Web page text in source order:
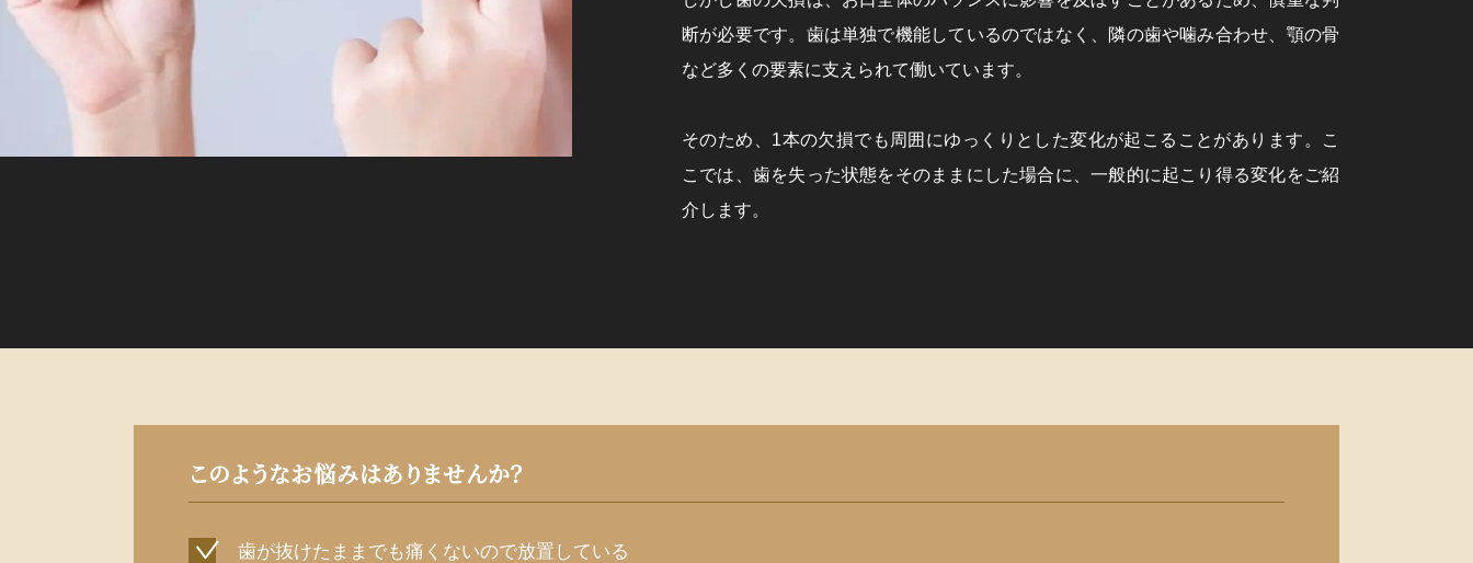
断が必要です。歯は単独で機能しているのではなく、隣の歯や噛み合わせ、顎の骨
など多くの要素に支えられて働いています。
そのため、1本の欠損でも周囲にゆっくりとした変化が起こることがあります。こ
こでは、歯を失った状態をそのままにした場合に、一般的に起こり得る変化をご紹
介します。
このようなお悩みはありませんか？
歯が抜けたままでも痛くないので放置している